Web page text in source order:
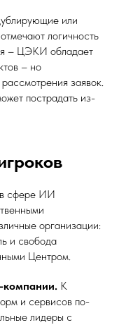
или
логичность
– ЦЭКИ обладает
– но
заявок.
пострадать из-
в сфере ИИ
организации:
и свобода
Центром.
компании. К
и сервисов по-
лидеры с